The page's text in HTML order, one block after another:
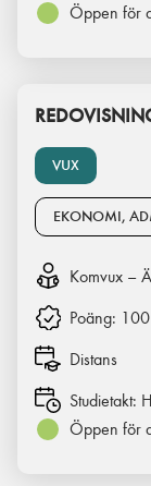
Öppen för
VUX
EKONOMI,
Komvux –
Poäng: 100
Distans
Studietakt:
Öppen för